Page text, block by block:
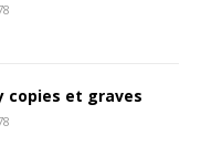
copies et graves